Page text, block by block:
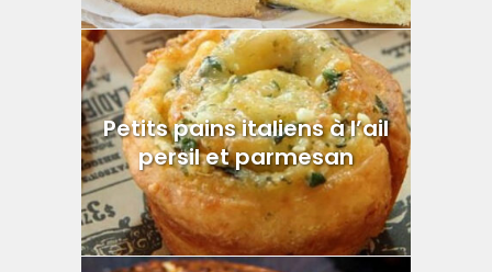
Petits pains italiens à l’ail
persil et parmesan